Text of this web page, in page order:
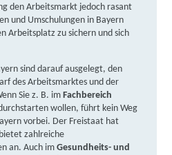
gGmbH | Löwenstraße
| Mauer 4, 96450
den Arbeitsmarkt jedoch rasant
und Umschulungen in Bayern
Arbeitsplatz zu sichern und sich
sind darauf ausgelegt, den
des Arbeitsmarktes und der
Sie z. B. imFachbereich
wollen, führt kein Weg
vorbei. Der Freistaat hat
zahlreiche
an. Auch imGesundheits- und